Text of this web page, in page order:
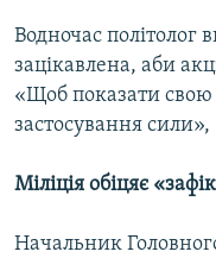
Водночас політолог
зацікавлена, аби
«Щоб показати свою
застосування сили»,
Міліція обіцяє
Начальник